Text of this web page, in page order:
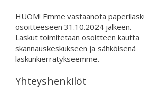
HUOM! Emme vastaanota
osoitteeseen 31.10.2024 jälkeen.
Laskut toimitetaan osoitteen kautta
skannauskeskukseen ja sähköisenä
laskunkierrätykseemme.
Yhteyshenkilöt